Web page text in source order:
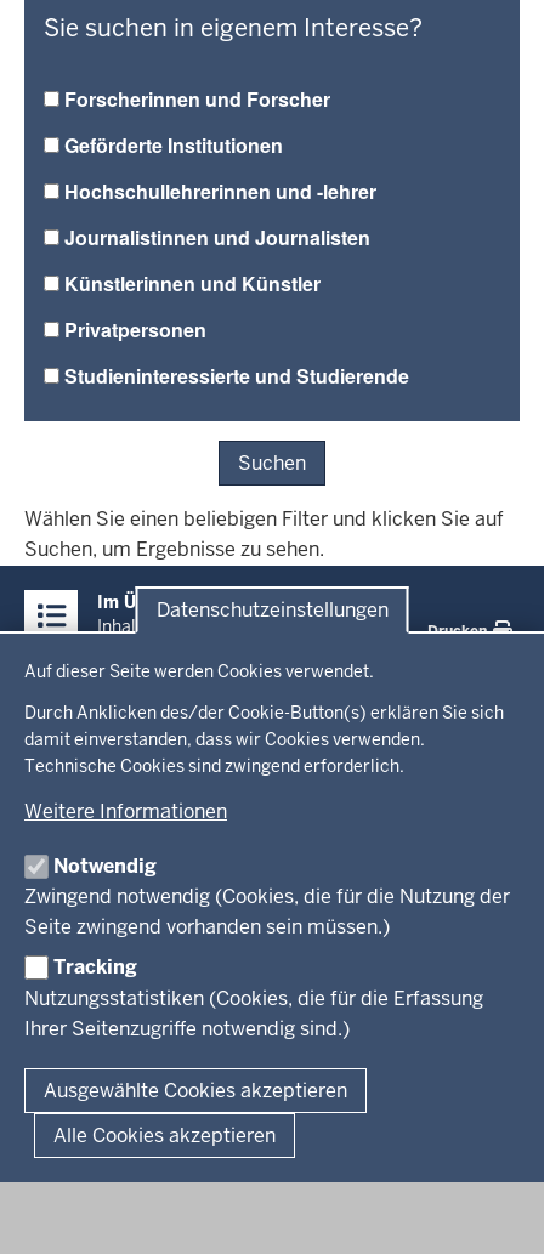
Datenschutzeinstellungen
Auf dieser Seite werden Cookies verwendet.
Durch Anklicken des/der Cookie-Button(s) erklären Sie sich
damit einverstanden, dass wir Cookies verwenden.
Technische Cookies sind zwingend erforderlich.
Weitere Informationen
Notwendig
Zwingend notwendig (Cookies, die für die Nutzung der
Seite zwingend vorhanden sein müssen.)
Tracking
Nutzungsstatistiken (Cookies, die für die Erfassung
Ihrer Seitenzugriffe notwendig sind.)
Ausgewählte Cookies akzeptieren
Alle Cookies akzeptieren
Sie suchen in eigenem Interesse?
Forscherinnen und Forscher
Geförderte Institutionen
Hochschullehrerinnen und -lehrer
Journalistinnen und Journalisten
Künstlerinnen und Künstler
Privatpersonen
Studieninteressierte und Studierende
Suchen
Wählen Sie einen beliebigen Filter und klicken Sie auf
Suchen, um Ergebnisse zu sehen.
Inhalte
Im Überblick
Inhalt
Drucken
Menü
in
der
Fußzeile
Startseite
Ministerium
Leitung des Hauses
Organisation
Arbeitgeber Ministerium
Rechtsgrundlagen
Kultur
Wissenschaft, Forschung, Lehre und Studium
Presse
Service
Kontakt
Fußzeile
Datenschutz Erklärung zur Barrierefreiheit